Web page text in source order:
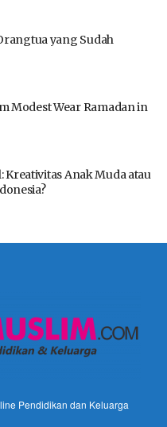
yang Sudah
Modest Wear Ramadan in
Kreativitas Anak Muda atau
Pendidikan dan Keluarga